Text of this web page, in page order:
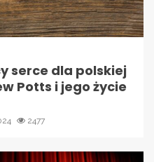
serce dla polskiej
Potts i jego życie
2477